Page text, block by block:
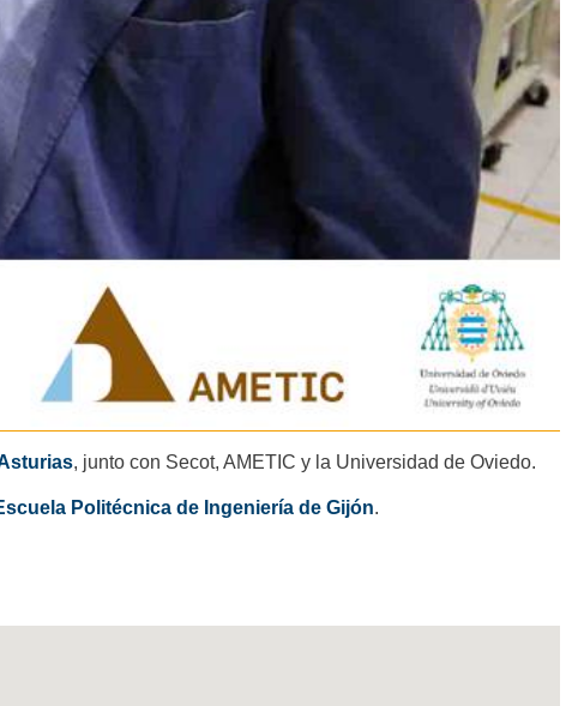
, junto con Secot, AMETIC y la Universidad de Oviedo.
Politécnica de Ingeniería de Gijón.